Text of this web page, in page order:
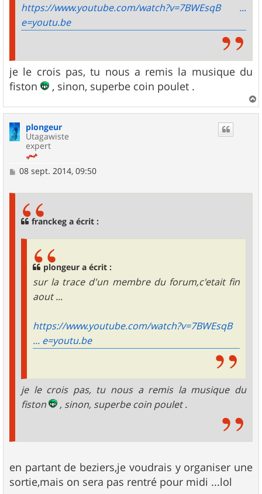
https://www.youtube.com/watch?v=7BWEsqB ...
e=youtu.be
je le crois pas, tu nous a remis la musique du
fiston
, sinon, superbe coin poulet .
a
plongeur
Utagawiste
expert
M
08 sept. 2014, 09:50
franckeg a écrit :
plongeur a écrit :
sur la trace d'un membre du forum,c'etait fin
aout ...
https://www.youtube.com/watch?v=7BWEsqB
... e=youtu.be
je le crois pas, tu nous a remis la musique du
fiston
, sinon, superbe coin poulet .
en partant de beziers,je voudrais y organiser une
sortie,mais on sera pas rentré pour midi ...lol